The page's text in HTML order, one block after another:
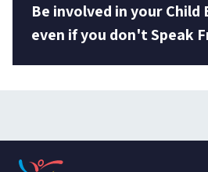
Be involved in your Child
even if you don't Speak